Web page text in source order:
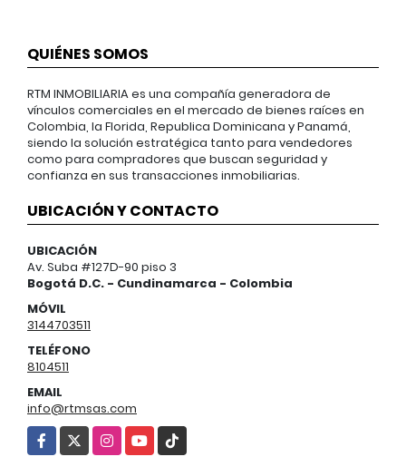
QUIÉNES SOMOS
RTM INMOBILIARIA es una compañía generadora de
vínculos comerciales en el mercado de bienes raíces en
Colombia, la Florida, Republica Dominicana y Panamá,
siendo la solución estratégica tanto para vendedores
como para compradores que buscan seguridad y
confianza en sus transacciones inmobiliarias.
UBICACIÓN Y CONTACTO
UBICACIÓN
Av. Suba #127D-90 piso 3
Bogotá D.C. - Cundinamarca - Colombia
MÓVIL
3144703511
TELÉFONO
8104511
EMAIL
info@rtmsas.com
Facebook
X Instagram
YouTube
TikTok